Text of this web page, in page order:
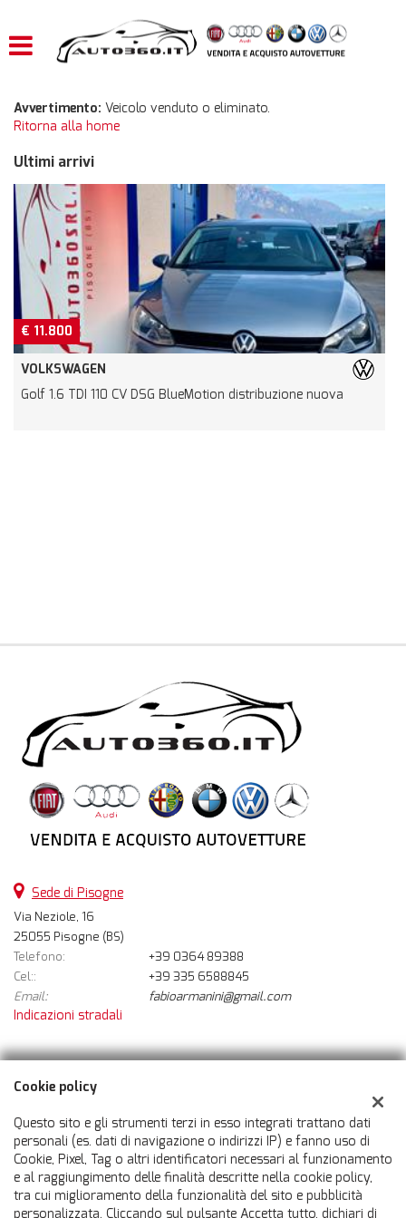
ACQUISTIAMO USATO
ASSISTENZA
CONTATTI
Avvertimento: Veicolo venduto o eliminato.
Ritorna alla home
Ultimi arrivi
TDI 110 CV DSG BlueMotion distribuzione nuova
€ 8.600
OPEL
Mokka
Sede di Pisogne
Via Neziole, 16
25055 Pisogne (BS)
Telefono:
+39 0364 89388
Cel::
+39 335 6588845
Email:
fabioarmanini@gmail.com
Indicazioni stradali
Dati fiscali:
Auto 360 Srl
Via Neziole, 16, Pisogne (BS)
C.F/P.IVA:03598960981
Registro delle imprese:BS
Cookie policy
Questo sito e gli strumenti terzi in esso integrati trattano dati
personali (es. dati di navigazione o indirizzi IP) e fanno uso di
Cookie, Pixel, Tag o altri identificatori necessari al funzionamento
e al raggiungimento delle finalità descritte nella cookie policy,
tra cui miglioramento della funzionalità del sito e pubblicità
personalizzata. Cliccando sul pulsante Accetta tutto, dichiari di